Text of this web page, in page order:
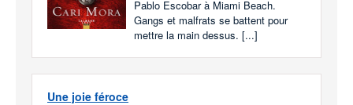
Pablo Escobar à Miami Beach.
Gangs et malfrats se battent pour
mettre la main dessus. [...]
Une joie féroce